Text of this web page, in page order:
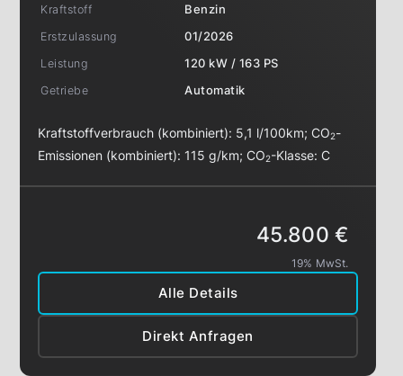
Kraftstoff
Benzin
Erstzulassung
01/2026
Leistung
120 kW / 163 PS
Getriebe
Automatik
Kraftstoffverbrauch (kombiniert): 5,1 l/100km;CO2-
Emissionen (kombiniert): 115 g/km;CO2-Klasse:C
Alle Details
Direkt Anfragen
45.800 €
19% MwSt.